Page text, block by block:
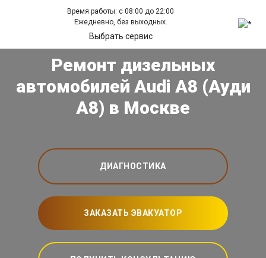
Время работы: с 08:00 до 22:00
Ежедневно, без выходных.
Выбрать сервис
Ремонт дизельных
автомобилей Audi A8 (Ауди
А8) в Москве
ДИАГНОСТИКА
ЗАКАЗАТЬ ЭВАКУАТОР